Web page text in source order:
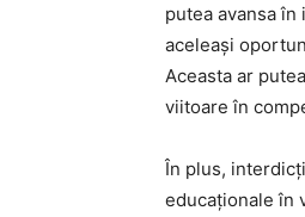
putea avansa
aceleași
Aceasta ar
viitoare în
În plus,
educaționale în